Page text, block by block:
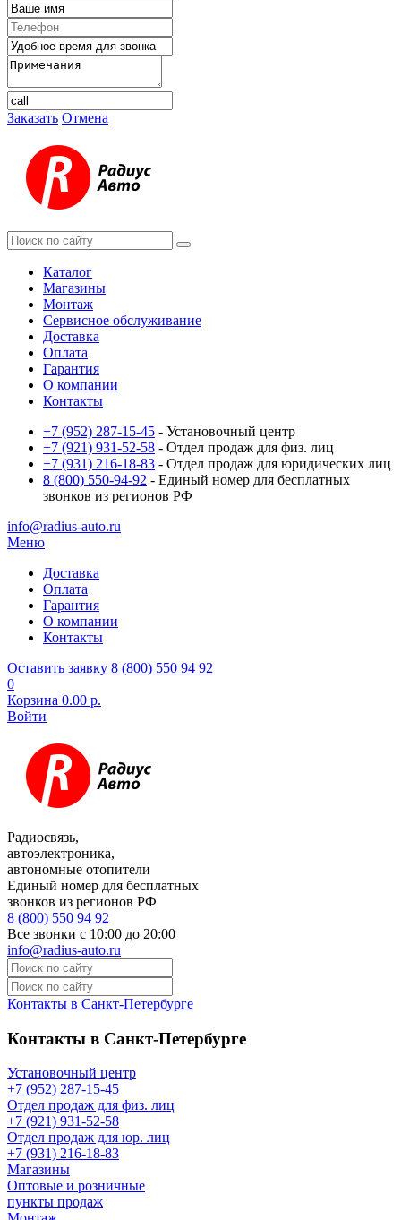
Заказать Отмена
Каталог
Магазины
Монтаж
Сервисное обслуживание
Доставка
Оплата
Гарантия
О компании
Контакты
+7 (952) 287-15-45 - Установочный центр
+7 (921) 931-52-58 - Отдел продаж для физ. лиц
+7 (931) 216-18-83 - Отдел продаж для юридических лиц
8 (800) 550-94-92 - Единый номер для бесплатных
звонков из регионов РФ
info@radius-auto.ru
Меню
Доставка
Оплата
Гарантия
О компании
Контакты
Оставить заявку 8 (800) 550 94 92
0
Корзина 0.00 р.
Войти
Радиосвязь,
автоэлектроника,
автономные отопители
Единый номер для бесплатных
звонков из регионов РФ
8 (800) 550 94 92
Все звонки с 10:00 до 20:00
info@radius-auto.ru
Контакты в Санкт-Петербурге
Контакты в Санкт-Петербурге
Установочный центр
+7 (952) 287-15-45
Отдел продаж для физ. лиц
+7 (921) 931-52-58
Отдел продаж для юр. лиц
+7 (931) 216-18-83
Магазины
Оптовые и розничные
пункты продаж